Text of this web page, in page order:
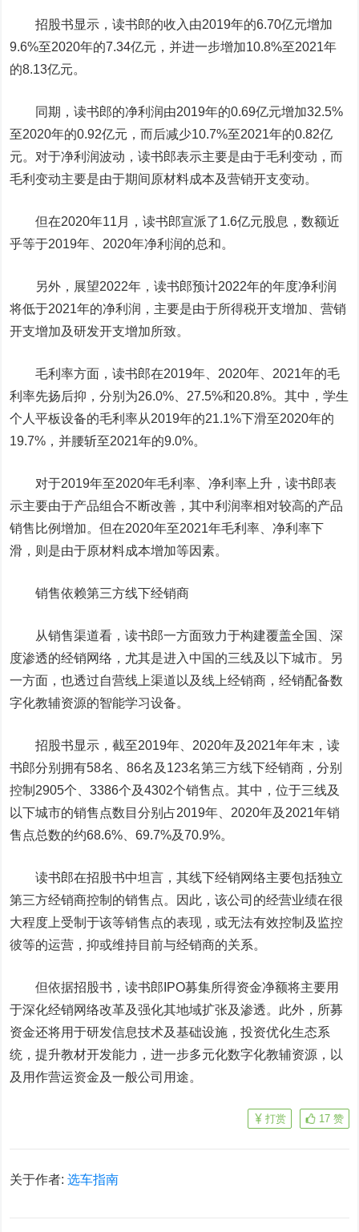
招股书显示，读书郎的收入由2019年的6.70亿元增加
9.6%至2020年的7.34亿元，并进一步增加10.8%至2021年
的8.13亿元。
同期，读书郎的净利润由2019年的0.69亿元增加32.5%
至2020年的0.92亿元，而后减少10.7%至2021年的0.82亿
元。对于净利润波动，读书郎表示主要是由于毛利变动，而
毛利变动主要是由于期间原材料成本及营销开支变动。
但在2020年11月，读书郎宣派了1.6亿元股息，数额近
乎等于2019年、2020年净利润的总和。
另外，展望2022年，读书郎预计2022年的年度净利润
将低于2021年的净利润，主要是由于所得税开支增加、营销
开支增加及研发开支增加所致。
毛利率方面，读书郎在2019年、2020年、2021年的毛
利率先扬后抑，分别为26.0%、27.5%和20.8%。其中，学生
个人平板设备的毛利率从2019年的21.1%下滑至2020年的
19.7%，并腰斩至2021年的9.0%。
对于2019年至2020年毛利率、净利率上升，读书郎表
示主要由于产品组合不断改善，其中利润率相对较高的产品
销售比例增加。但在2020年至2021年毛利率、净利率下
滑，则是由于原材料成本增加等因素。
销售依赖第三方线下经销商
从销售渠道看，读书郎一方面致力于构建覆盖全国、深
度渗透的经销网络，尤其是进入中国的三线及以下城市。另
一方面，也透过自营线上渠道以及线上经销商，经销配备数
字化教辅资源的智能学习设备。
招股书显示，截至2019年、2020年及2021年年末，读
书郎分别拥有58名、86名及123名第三方线下经销商，分别
控制2905个、3386个及4302个销售点。其中，位于三线及
以下城市的销售点数目分别占2019年、2020年及2021年销
售点总数的约68.6%、69.7%及70.9%。
读书郎在招股书中坦言，其线下经销网络主要包括独立
第三方经销商控制的销售点。因此，该公司的经营业绩在很
大程度上受制于该等销售点的表现，或无法有效控制及监控
彼等的运营，抑或维持目前与经销商的关系。
但依据招股书，读书郎IPO募集所得资金净额将主要用
于深化经销网络改革及强化其地域扩张及渗透。此外，所募
资金还将用于研发信息技术及基础设施，投资优化生态系
统，提升教材开发能力，进一步多元化数字化教辅资源，以
及用作营运资金及一般公司用途。
17 赞
打赏
关于作者:选车指南